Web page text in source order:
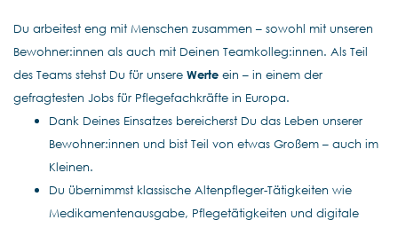
Du arbeitest eng mit Menschen zusammen – sowohl mit unseren
Bewohner:innen als auch mit Deinen Teamkolleg:innen. Als Teil
des Teams stehst Du für unsere Werte ein – in einem der
gefragtesten Jobs für Pflegefachkräfte in Europa.
Dank Deines Einsatzes bereicherst Du das Leben unserer
Bewohner:innen und bist Teil von etwas Großem – auch im
Kleinen.
Du übernimmst klassische Altenpfleger-Tätigkeiten wie
Medikamentenausgabe, Pflegetätigkeiten und digitale